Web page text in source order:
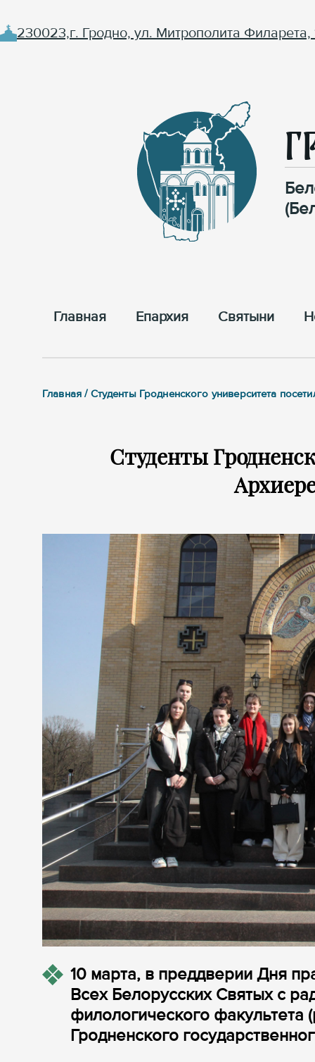
230023,г. Гродно, ул. Митрополита Филарета,
Главная Епархия Cвятыни
Главная / Студенты Гродненского университета
Студенты
10 марта, в преддверии Дня
Всех Белорусских Святых с
филологического факультета
Гродненского